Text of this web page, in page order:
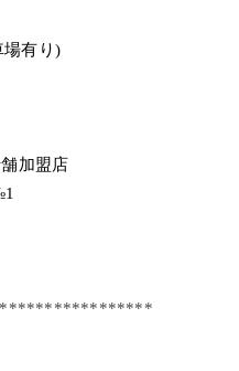
場有り)
加盟店